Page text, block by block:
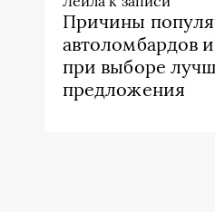
Причины
автоломбардов
при выборе
предложения